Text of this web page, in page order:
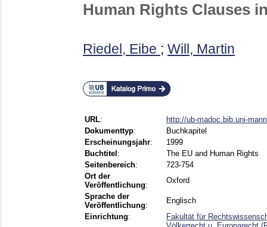
Human Rights Clauses
Riedel, Eibe ; Will, Martin
URL:
http://ub-madoc.bib.uni-
Dokumenttyp:
Buchkapitel
Erscheinungsjahr:
1999
Buchtitel :
The EU and Human Rights
Seitenbereich:
723-754
Ort der
Veröffentlichung:
Oxford
Sprache der
Veröffentlichung:
Englisch
Einrichtung:
Fakultät für